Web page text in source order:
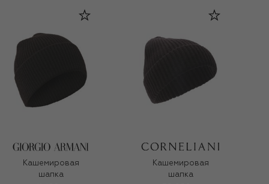
Кашемировая
шапка
Кашемировая
шапка